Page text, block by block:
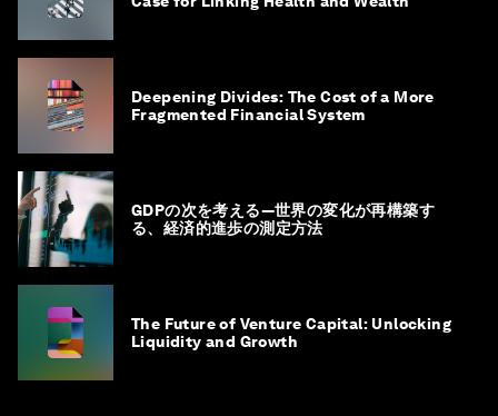
Deepening Divides: The Cost of a More
Fragmented Financial System
GDPの次を考える―世界の変化が再構築す
る、経済的進歩の測定方法
The Future of Venture Capital: Unlocking
Liquidity and Growth